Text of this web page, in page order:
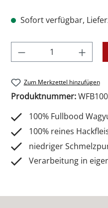
Sofort verfügbar,
Produkt
Zum Merkzettel hinzufügen
Produktnummer:
100% Fullbood
100% reines
niedriger
Verarbeitung in